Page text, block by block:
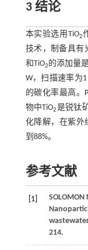
3 结论
本实验选用TiO2
技术，制备具有
和TiO2 的添加量
W，扫描速率为1
的碳化率最高。
物中TiO2是锐钛
化降解，在紫外
到88%。
参考文献
[1] SOLOMON
214.